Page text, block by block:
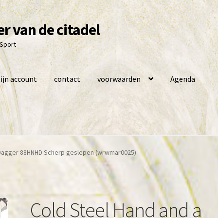
van de citadel
account contact voorwaarden Agenda
88HNHD Scherp geslepen (wrwmar0025)
Cold Steel Hand and a